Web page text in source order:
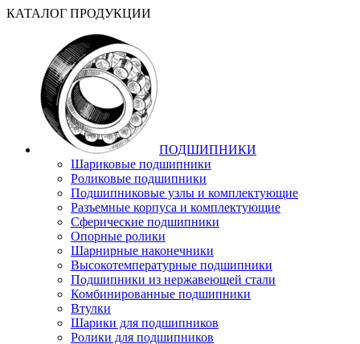
КАТАЛОГ ПРОДУКЦИИ
ПОДШИПНИКИ
Шариковые подшипники
Роликовые подшипники
Подшипниковые узлы и комплектующие
Разъемные корпуса и комплектующие
Сферические подшипники
Опорные ролики
Шарнирные наконечники
Высокотемпературные подшипники
Подшипники из нержавеющей стали
Комбинированные подшипники
Втулки
Шарики для подшипников
Ролики для подшипников